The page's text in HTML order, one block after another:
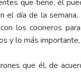
que tiene, él
día de la
los cocineros
y lo más importante,
que él, de